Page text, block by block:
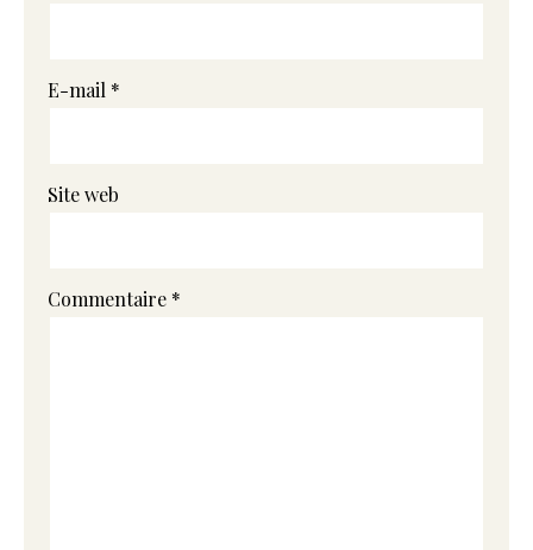
E-mail *
Site web
Commentaire *